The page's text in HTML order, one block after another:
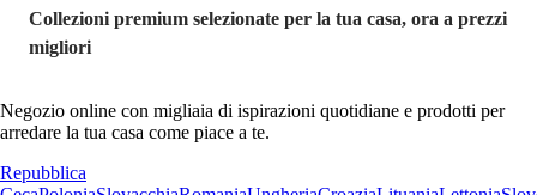
Collezioni premium selezionate per la tua casa, ora a prezzi
migliori
Negozio online con migliaia di ispirazioni quotidiane e prodotti per
arredare la tua casa come piace a te.
Repubblica